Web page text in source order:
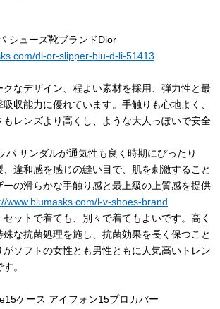
シューズ靴ブランドDior
di-or-slipper-biu-d-li-51413
なデザイン、程よい素材を採用、弾力性と最
収能力に優れています。手触りも心地よく、
もレンズより高くし、ような大人っぽいで安全
パ サンダルが通気性も良く時期にぴったり
違和感を感じの縫い目で、肌を刺激すること
ーの滑らかな手触り感と最上級の上質感を提供
www.biumasks.com/l-v-shoes-brand
ットで着ても、別々で着てもよいです。高く
な抗菌処理を施し、抗菌効果を長く保つこと
ソフトの女性とも男性ともに人気高いトレン
。
ケース アイフォン15プロカバー